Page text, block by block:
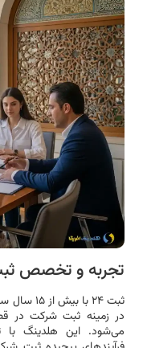
تجربه و تخصص ثبت ۲۴ در ثبت شرکت
ثبت ۲۴
در زمینه ثبت شرکت در
می‌شود. این هلدینگ